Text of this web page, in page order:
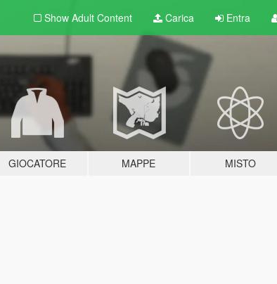
Show Adult Content Carica Entra
GIOCATORE MAPPE MISTO